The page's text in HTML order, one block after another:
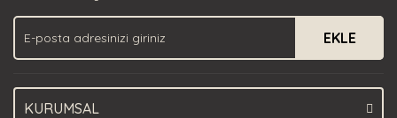
Ürün fiyatı diğer sitelerden daha pahalı.
Bu ürüne benzer farklı alternatifler olmalı.
EKLE
KURUMSAL